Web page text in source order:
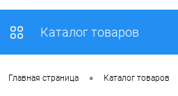
Каталог товаров
Главная страница • Каталог товаров